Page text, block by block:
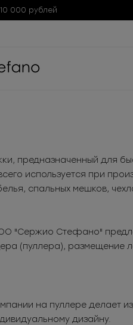
000 рублей
предназначенный для
используется при
спальных мешков,
"Сержио Стефано"
(пуллера), размещение
на пуллере делает
дизайну.